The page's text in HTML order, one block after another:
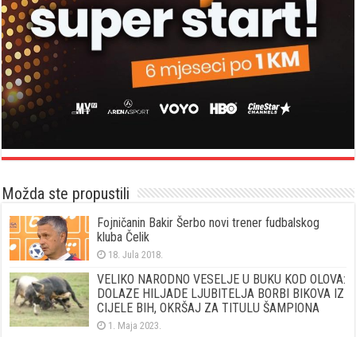
Možda ste propustili
Fojničanin Bakir Šerbo novi trener fudbalskog
kluba Čelik
18. Jula 2018.
VELIKO NARODNO VESELJE U BUKU KOD OLOVA:
DOLAZE HILJADE LJUBITELJA BORBI BIKOVA IZ
CIJELE BIH, OKRŠAJ ZA TITULU ŠAMPIONA
1. Maja 2023.